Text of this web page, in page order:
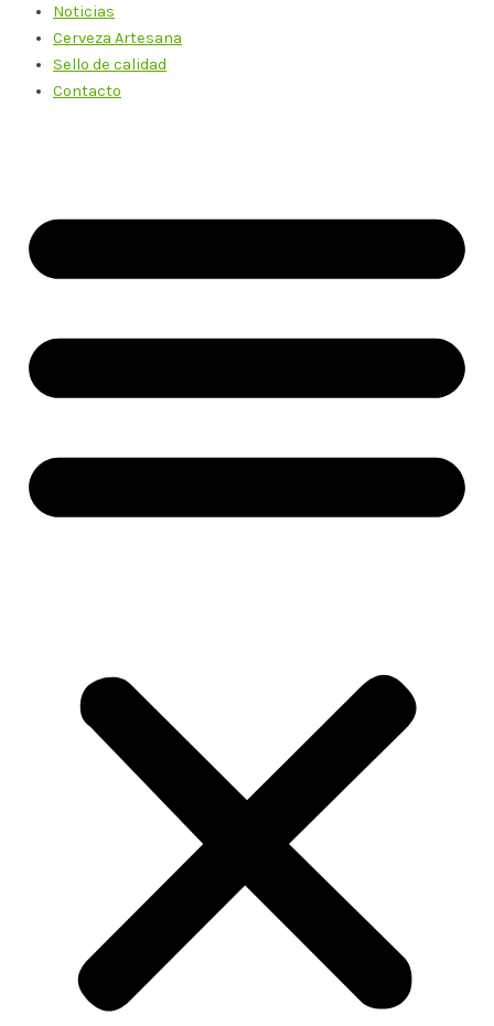
Noticias
Cerveza Artesana
Sello de calidad
Contacto